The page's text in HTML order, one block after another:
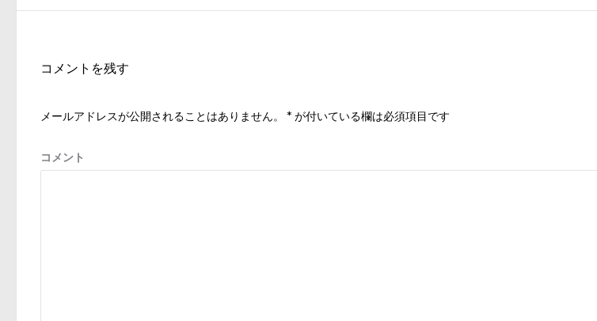
ゲ
シ
ン
の
コメントを残す
メールアドレスが公開されることはありません。 * が付いている欄は必須項目です
コメント